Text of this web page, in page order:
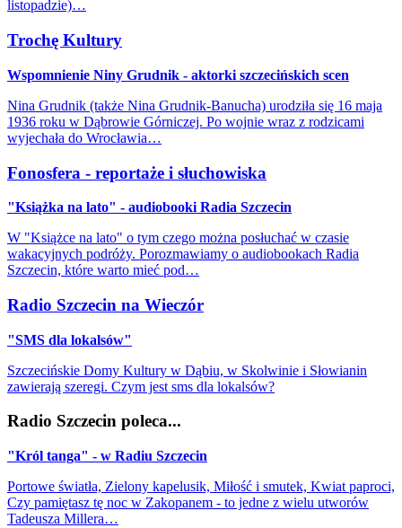
listopadzie)…
Trochę Kultury
Wspomnienie Niny Grudnik - aktorki szczecińskich scen
Nina Grudnik (także Nina Grudnik-Banucha) urodziła się 16 maja
1936 roku w Dąbrowie Górniczej. Po wojnie wraz z rodzicami
wyjechała do Wrocławia…
Fonosfera - reportaże i słuchowiska
"Książka na lato" - audiobooki Radia Szczecin
W "Książce na lato" o tym czego można posłuchać w czasie
wakacyjnych podróży. Porozmawiamy o audiobookach Radia
Szczecin, które warto mieć pod…
Radio Szczecin na Wieczór
"SMS dla lokalsów"
Szczecińskie Domy Kultury w Dąbiu, w Skolwinie i Słowianin
zawierają szeregi. Czym jest sms dla lokalsów?
Radio Szczecin poleca...
"Król tanga" - w Radiu Szczecin
Portowe światła, Zielony kapelusik, Miłość i smutek, Kwiat paproci,
Czy pamiętasz tę noc w Zakopanem - to jedne z wielu utworów
Tadeusza Millera…